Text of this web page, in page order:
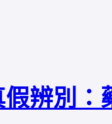
辨別：